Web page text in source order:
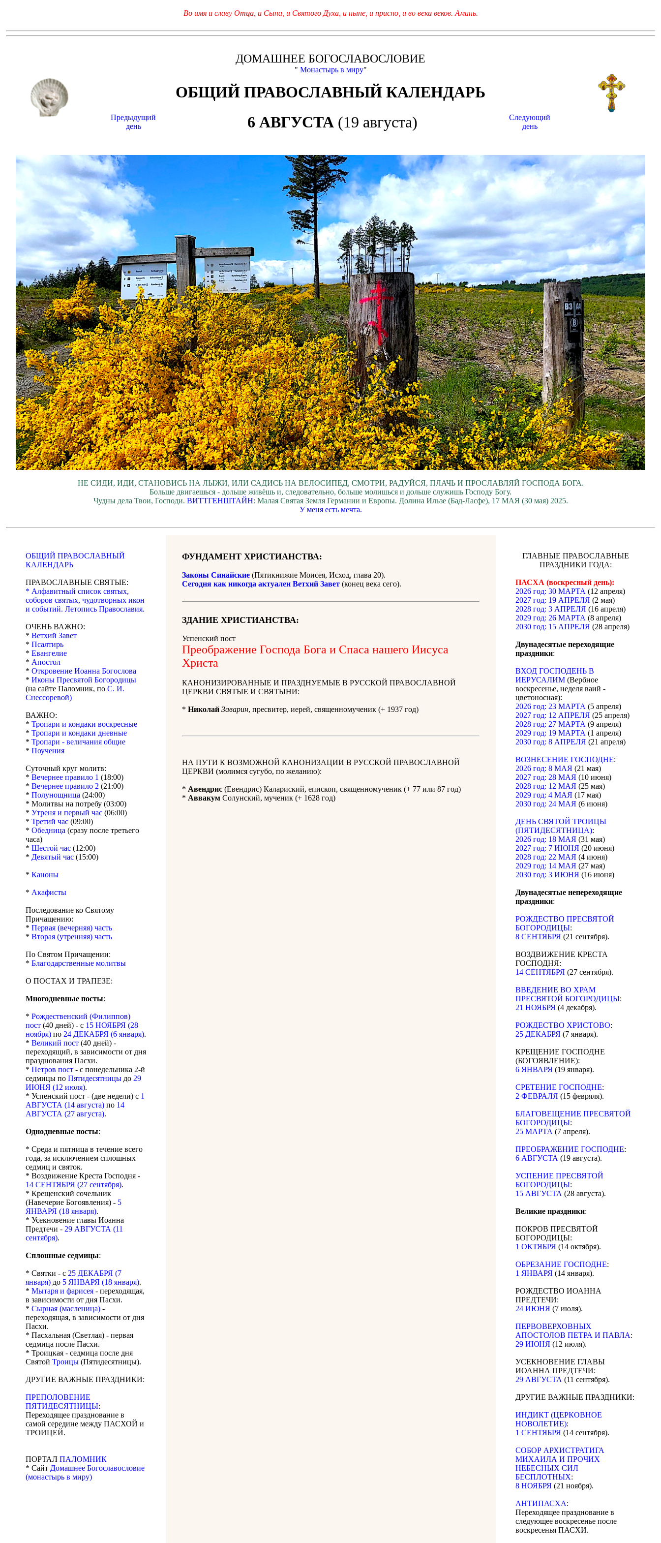
Во имя и славу Отца, и Сына, и Святого Духа, и ныне, и присно, и во веки веков. Аминь.
ДОМАШНЕЕ БОГОСЛАВОСЛОВИЕ
" Монастырь в миру"
ОБЩИЙ ПРАВОСЛАВНЫЙ КАЛЕНДАРЬ
Предыдущий
день
6 АВГУСТА (19 августа)
Следующий
день
НЕ СИДИ, ИДИ, СТАНОВИСЬ НА ЛЫЖИ, ИЛИ САДИСЬ НА ВЕЛОСИПЕД, СМОТРИ, РАДУЙСЯ, ПЛАЧЬ И ПРОСЛАВЛЯЙ ГОСПОДА БОГА.
Больше двигаешься - дольше живёшь и, следовательно, больше молишься и дольше служишь Господу Богу.
Чудны дела Твои, Господи. ВИТТГЕНШТАЙН: Малая Святая Земля Германии и Европы. Долина Ильзе (Бад-Ласфе), 17 МАЯ (30 мая) 2025.
У меня есть мечта.
ОБЩИЙ ПРАВОСЛАВНЫЙ
КАЛЕНДАРЬ
ПРАВОСЛАВНЫЕ СВЯТЫЕ:
* Алфавитный список святых,
соборов святых, чудотворных икон
и событий. Летопись Православия.
ОЧЕНЬ ВАЖНО:
* Ветхий Завет
* Псалтирь
* Евангелие
* Апостол
* Откровение Иоанна Богослова
* Иконы Пресвятой Богородицы
(на сайте Паломник, по С. И.
Снессоревой)
ВАЖНО:
* Тропари и кондаки воскресные
* Тропари и кондаки дневные
* Тропари - величания общие
* Поучения
Суточный круг молитв:
* Вечернее правило 1 (18:00)
* Вечернее правило 2 (21:00)
* Полунощница (24:00)
* Молитвы на потребу (03:00)
* Утреня и первый час (06:00)
* Третий час (09:00)
* Обедница (сразу после третьего
часа)
* Шестой час (12:00)
* Девятый час (15:00)
* Каноны
* Акафисты
Последование ко Святому
Причащению:
* Первая (вечерняя) часть
* Вторая (утренняя) часть
По Святом Причащении:
* Благодарственные молитвы
О ПОСТАХ И ТРАПЕЗЕ:
Многодневные посты:
* Рождественский (Филиппов)
пост (40 дней) - с 15 НОЯБРЯ (28
ноября) по 24 ДЕКАБРЯ (6 января).
* Великий пост (40 дней) -
переходящий, в зависимости от дня
празднования Пасхи.
* Петров пост - с понедельника 2-й
седмицы по Пятидесятницы до 29
ИЮНЯ (12 июля).
* Успенский пост - (две недели) с 1
АВГУСТА (14 августа) по 14
АВГУСТА (27 августа).
Однодневные посты:
* Среда и пятница в течение всего
года, за исключением сплошных
седмиц и святок.
* Воздвижение Креста Господня -
14 СЕНТЯБРЯ (27 сентября).
* Крещенский сочельник
(Навечерие Богоявления) - 5
ЯНВАРЯ (18 января).
* Усекновение главы Иоанна
Предтечи - 29 АВГУСТА (11
сентября).
Сплошные седмицы:
* Святки - с 25 ДЕКАБРЯ (7
января) до 5 ЯНВАРЯ (18 января).
* Мытаря и фарисея - переходящая,
в зависимости от дня Пасхи.
* Сырная (масленица) -
переходящая, в зависимости от дня
Пасхи.
* Пасхальная (Светлая) - первая
седмица после Пасхи.
* Троицкая - седмица после дня
Святой Троицы (Пятидесятницы).
ДРУГИЕ ВАЖНЫЕ ПРАЗДНИКИ:
ПРЕПОЛОВЕНИЕ
ПЯТИДЕСЯТНИЦЫ:
Переходящее празднование в
самой середине между ПАСХОЙ и
ТРОИЦЕЙ.
ПОРТАЛ ПАЛОМНИК
* Сайт Домашнее Богославословие
(монастырь в миру)
ФУНДАМЕНТ ХРИСТИАНСТВА:
Законы Синайские (Пятикнижие Моисея, Исход, глава 20).
Сегодня как никогда актуален Ветхий Завет (конец века сего).
ЗДАНИЕ ХРИСТИАНСТВА:
Успенский пост
Преображение Господа Бога и Спаса нашего Иисуса
Христа
КАНОНИЗИРОВАННЫЕ И ПРАЗДНУЕМЫЕ В РУССКОЙ ПРАВОСЛАВНОЙ
ЦЕРКВИ СВЯТЫЕ И СВЯТЫНИ:
* Николай Заварин, пресвитер, иерей, священномученик (+ 1937 год)
НА ПУТИ К ВОЗМОЖНОЙ КАНОНИЗАЦИИ В РУССКОЙ ПРАВОСЛАВНОЙ
ЦЕРКВИ (молимся сугубо, по желанию):
* Авендрис (Евендрис) Калариский, епископ, священномученик (+ 77 или 87 год)
* Аввакум Солунский, мученик (+ 1628 год)
ГЛАВНЫЕ ПРАВОСЛАВНЫЕ
ПРАЗДНИКИ ГОДА:
ПАСХА (воскресный день):
2026 год: 30 МАРТА (12 апреля)
2027 год: 19 АПРЕЛЯ (2 мая)
2028 год: 3 АПРЕЛЯ (16 апреля)
2029 год: 26 МАРТА (8 апреля)
2030 год: 15 АПРЕЛЯ (28 апреля)
Двунадесятые переходящие
праздники:
ВХОД ГОСПОДЕНЬ В
ИЕРУСАЛИМ (Вербное
воскресенье, неделя ваий -
цветоносная):
2026 год: 23 МАРТА (5 апреля)
2027 год: 12 АПРЕЛЯ (25 апреля)
2028 год: 27 МАРТА (9 апреля)
2029 год: 19 МАРТА (1 апреля)
2030 год: 8 АПРЕЛЯ (21 апреля)
ВОЗНЕСЕНИЕ ГОСПОДНЕ:
2026 год: 8 МАЯ (21 мая)
2027 год: 28 МАЯ (10 июня)
2028 год: 12 МАЯ (25 мая)
2029 год: 4 МАЯ (17 мая)
2030 год: 24 МАЯ (6 июня)
ДЕНЬ СВЯТОЙ ТРОИЦЫ
(ПЯТИДЕСЯТНИЦА):
2026 год: 18 МАЯ (31 мая)
2027 год: 7 ИЮНЯ (20 июня)
2028 год: 22 МАЯ (4 июня)
2029 год: 14 МАЯ (27 мая)
2030 год: 3 ИЮНЯ (16 июня)
Двунадесятые непереходящие
праздники:
РОЖДЕСТВО ПРЕСВЯТОЙ
БОГОРОДИЦЫ:
8 СЕНТЯБРЯ (21 сентября).
ВОЗДВИЖЕНИЕ КРЕСТА
ГОСПОДНЯ:
14 СЕНТЯБРЯ (27 сентября).
ВВЕДЕНИЕ ВО ХРАМ
ПРЕСВЯТОЙ БОГОРОДИЦЫ:
21 НОЯБРЯ (4 декабря).
РОЖДЕСТВО ХРИСТОВО:
25 ДЕКАБРЯ (7 января).
КРЕЩЕНИЕ ГОСПОДНЕ
(БОГОЯВЛЕНИЕ):
6 ЯНВАРЯ (19 января).
СРЕТЕНИЕ ГОСПОДНЕ:
2 ФЕВРАЛЯ (15 февряля).
БЛАГОВЕЩЕНИЕ ПРЕСВЯТОЙ
БОГОРОДИЦЫ:
25 МАРТА (7 апреля).
ПРЕОБРАЖЕНИЕ ГОСПОДНЕ:
6 АВГУСТА (19 августа).
УСПЕНИЕ ПРЕСВЯТОЙ
БОГОРОДИЦЫ:
15 АВГУСТА (28 августа).
Великие праздники:
ПОКРОВ ПРЕСВЯТОЙ
БОГОРОДИЦЫ:
1 ОКТЯБРЯ (14 октября).
ОБРЕЗАНИЕ ГОСПОДНЕ:
1 ЯНВАРЯ (14 января).
РОЖДЕСТВО ИОАННА
ПРЕДТЕЧИ:
24 ИЮНЯ (7 июля).
ПЕРВОВЕРХОВНЫХ
АПОСТОЛОВ ПЕТРА И ПАВЛА:
29 ИЮНЯ (12 июля).
УСЕКНОВЕНИЕ ГЛАВЫ
ИОАННА ПРЕДТЕЧИ:
29 АВГУСТА (11 сентября).
ДРУГИЕ ВАЖНЫЕ ПРАЗДНИКИ:
ИНДИКТ (ЦЕРКОВНОЕ
НОВОЛЕТИЕ):
1 СЕНТЯБРЯ (14 сентября).
CОБОР АРХИСТРАТИГА
МИХАИЛА И ПРОЧИХ
НЕБЕСНЫХ СИЛ
БЕСПЛОТНЫХ:
8 НОЯБРЯ (21 ноября).
АНТИПАСХА:
Переходящее празднование в
следующее воскресенье после
воскресенья ПАСХИ.